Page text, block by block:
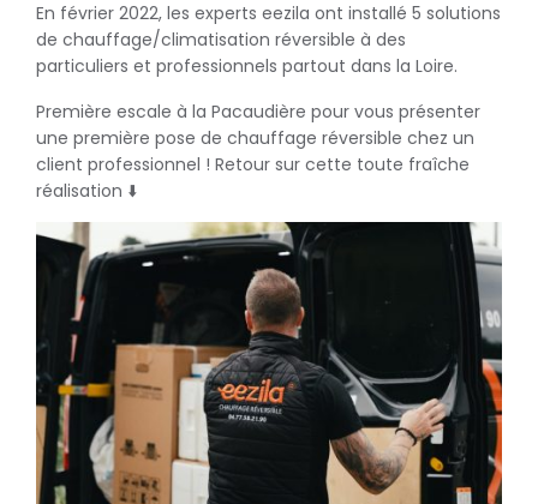
En février 2022, les experts eezila ont installé 5 solutions
de chauffage/climatisation réversible à des
particuliers et professionnels partout dans la Loire.
Première escale à la Pacaudière pour vous présenter
une première pose de chauffage réversible chez un
client professionnel ! Retour sur cette toute fraîche
réalisation ⬇️